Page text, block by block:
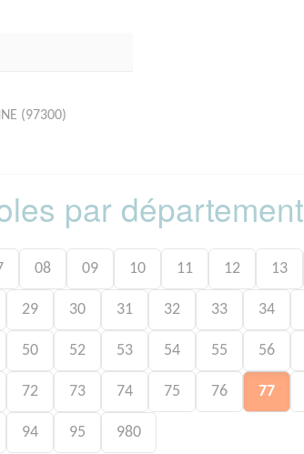
(97300)
par
08 09 10 11 12 13
29 30 31 32 33 34
50 52 53 54 55 56
72 73 74 75 76 77
94 95 980